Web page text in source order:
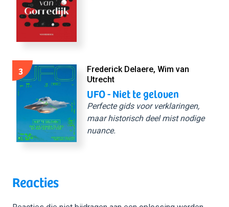
3
Frederick Delaere, Wim van
Utrecht
UFO - Niet te geloven
Perfecte gids voor verklaringen,
maar historisch deel mist nodige
nuance.
Reacties